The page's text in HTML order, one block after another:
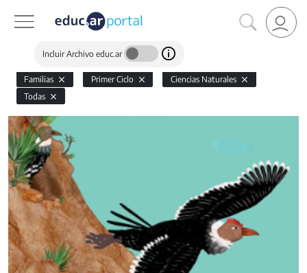
Incluir Archivo educ.ar
Familias Primer Ciclo
Ciencias Naturales
Todas